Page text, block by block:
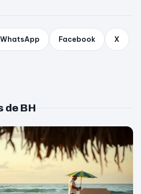
WhatsApp Facebook X
de BH